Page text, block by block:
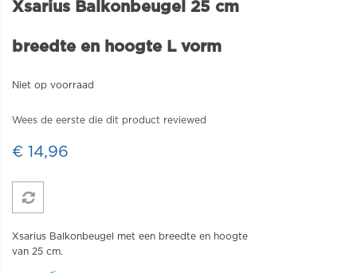
Xsarius Balkonbeugel 25 cm
breedte en hoogte L vorm
Niet op voorraad
Wees de eerste die dit product reviewed
€ 14,96
Xsarius Balkonbeugel met een breedte en hoogte
van 25 cm.